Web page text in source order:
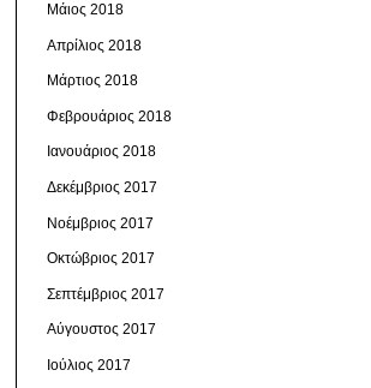
Μάιος 2018
Απρίλιος 2018
Μάρτιος 2018
Φεβρουάριος 2018
Ιανουάριος 2018
Δεκέμβριος 2017
Νοέμβριος 2017
Οκτώβριος 2017
Σεπτέμβριος 2017
Αύγουστος 2017
Ιούλιος 2017